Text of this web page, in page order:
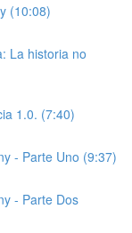
(10:08)
La historia no
1.0. (7:40)
- Parte Uno (9:37)
- Parte Dos